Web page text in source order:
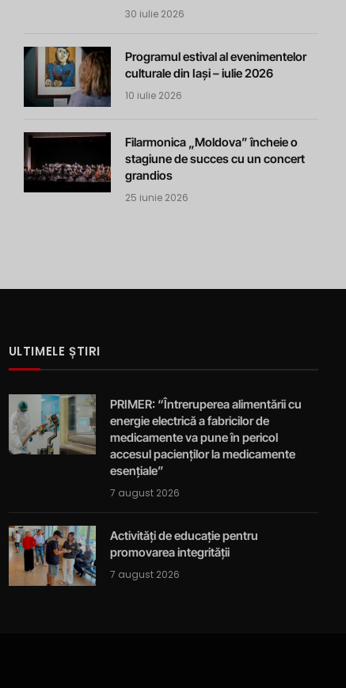
30 iulie 2026
Programul estival al evenimentelor
culturale din Iași – iulie 2026
10 iulie 2026
Filarmonica „Moldova” încheie o
stagiune de succes cu un concert
grandios
25 iunie 2026
ULTIMELE ȘTIRI
PRIMER: “Întreruperea alimentării cu
energie electrică a fabricilor de
medicamente va pune în pericol
accesul pacienților la medicamente
esențiale”
7 august 2026
Activități de educație pentru
promovarea integrității
7 august 2026